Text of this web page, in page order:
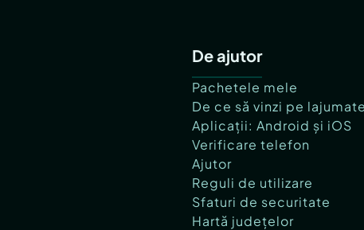
De ajutor
Pachetele mele
De ce să vinzi pe
Aplicații: Android și iOS
Verificare telefon
Ajutor
Reguli de utilizare
Sfaturi de securitate
Hartă județelor